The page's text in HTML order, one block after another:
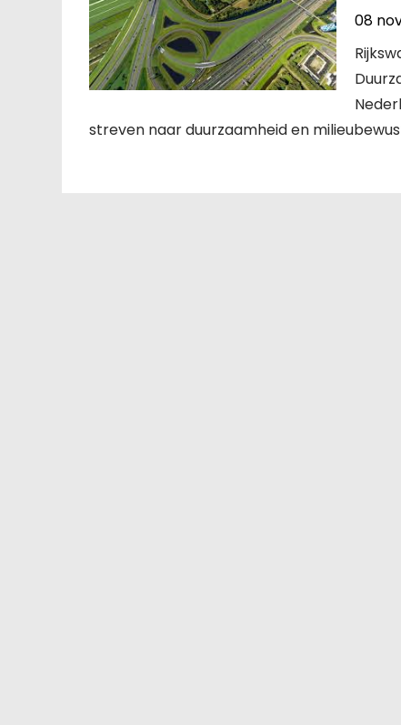
08
streven naar duurzaamheid en